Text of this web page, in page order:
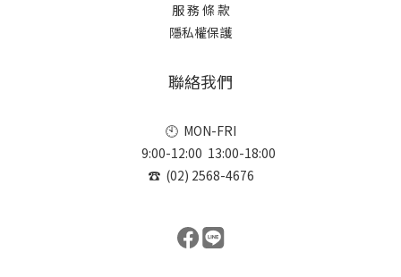
服 務 條 款
隱私權保護
聯絡我們
🕙 MON-FRI
9:00-12:00 13:00-18:00
☎ (02) 2568-4676